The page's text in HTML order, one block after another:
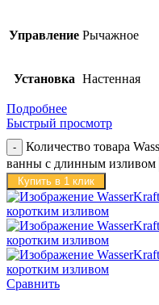
Управление Рычажное
Установка Настенная
Подробнее
Быстрый просмотр
Количество товара
ванны с длинным изливом
Купить в 1 клик
Сравнить